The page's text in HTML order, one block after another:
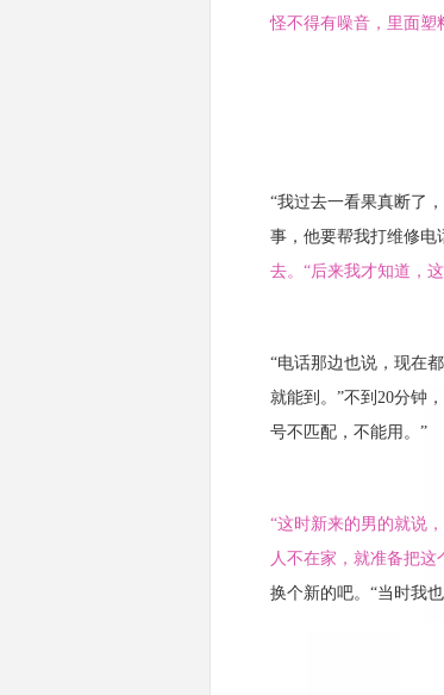
怪不得有噪音，里面塑
“我过去一看果真断了
事，他要帮我打维修电
去。“后来我才知道，
“电话那边也说，现在
就能到。”不到20分钟
号不匹配，不能用。”
“这时新来的男的就说
人不在家，就准备把这
换个新的吧。“当时我